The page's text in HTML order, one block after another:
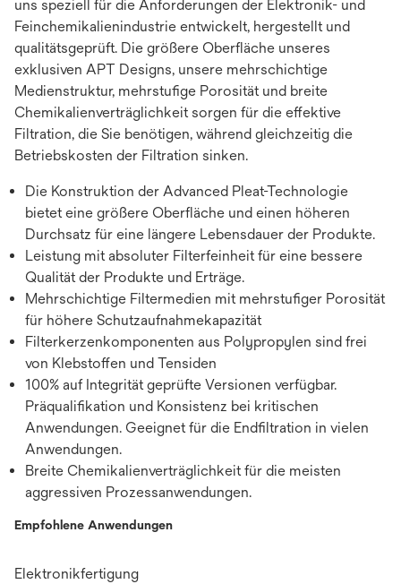
uns speziell für die Anforderungen der Elektronik- und
Feinchemikalienindustrie entwickelt, hergestellt und
qualitätsgeprüft. Die größere Oberfläche unseres
exklusiven APT Designs, unsere mehrschichtige
Medienstruktur, mehrstufige Porosität und breite
Chemikalienverträglichkeit sorgen für die effektive
Filtration, die Sie benötigen, während gleichzeitig die
Betriebskosten der Filtration sinken.
Die Konstruktion der Advanced Pleat-Technologie
bietet eine größere Oberfläche und einen höheren
Durchsatz für eine längere Lebensdauer der Produkte.
Leistung mit absoluter Filterfeinheit für eine bessere
Qualität der Produkte und Erträge.
Mehrschichtige Filtermedien mit mehrstufiger Porosität
für höhere Schutzaufnahmekapazität
Filterkerzenkomponenten aus Polypropylen sind frei
von Klebstoffen und Tensiden
100% auf Integrität geprüfte Versionen verfügbar.
Präqualifikation und Konsistenz bei kritischen
Anwendungen. Geeignet für die Endfiltration in vielen
Anwendungen.
Breite Chemikalienverträglichkeit für die meisten
aggressiven Prozessanwendungen.
Empfohlene Anwendungen
Elektronikfertigung